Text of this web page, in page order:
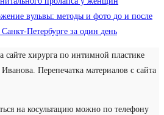
вульвы: методы и фото до и после
Петербурге за один день
хирурга по интимной пластике
Перепечатка материалов с сайта
на косультацию можно по телефону